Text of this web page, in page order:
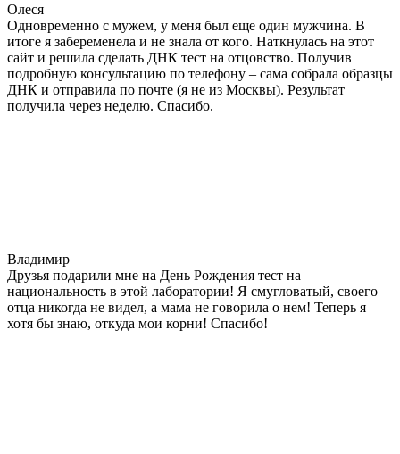
Олеся
Одновременно с мужем, у меня был еще один мужчина. В
итоге я забеременела и не знала от кого. Наткнулась на этот
сайт и решила сделать ДНК тест на отцовство. Получив
подробную консультацию по телефону – сама собрала образцы
ДНК и отправила по почте (я не из Москвы). Результат
получила через неделю. Спасибо.
Владимир
Друзья подарили мне на День Рождения тест на
национальность в этой лаборатории! Я смугловатый, своего
отца никогда не видел, а мама не говорила о нем! Теперь я
хотя бы знаю, откуда мои корни! Спасибо!